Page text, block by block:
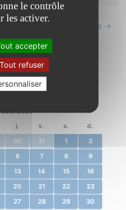
Suivants →
août 2020
»
j. v. s. d.
30 31 1 2
6 7 8 9
13 14 15 16
20 21 22 23
27 28 29 30
le contrôle
les activer.
accepter
Tout refuser